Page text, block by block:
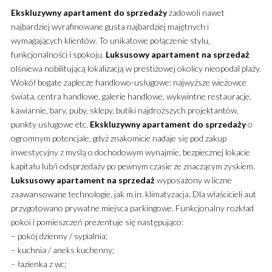
Ekskluzywny apartament do sprzedażyzadowoli nawet
najbardziej wyrafinowane gusta najbardziej majętnych i
wymagających klientów. To unikatowe połączenie stylu,
funkcjonalności i spokoju. Luksusowy apartament na sprzedaż
olśniewa nobilitującą lokalizacją w prestiżowej okolicy nieopodal plaży.
Wokół bogate zaplecze handlowo-usługowe: najwyższe wieżowce
świata, centra handlowe, galerie handlowe, wykwintne restauracje,
kawiarnie, bary, puby, sklepy, butiki najdroższych projektantów,
punkty usługowe etc. Ekskluzywny apartament do sprzedażyo
ogromnym potencjale, gdyż znakomicie nadaje się pod zakup
inwestycyjny z myślą o dochodowym wynajmie, bezpiecznej lokacie
kapitału lub/i odsprzedaży po pewnym czasie ze znaczącym zyskiem.
Luksusowy apartament na sprzedażwyposażony w liczne
zaawansowane technologie, jak m.in. klimatyzacja. Dla właścicieli aut
przygotowano prywatne miejsca parkingowe. Funkcjonalny rozkład
pokoi i pomieszczeń prezentuje się następująco:
– pokój dzienny / sypialnia;
– kuchnia / aneks kuchenny;
– łazienka z wc;